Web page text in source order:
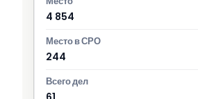
4 854
244